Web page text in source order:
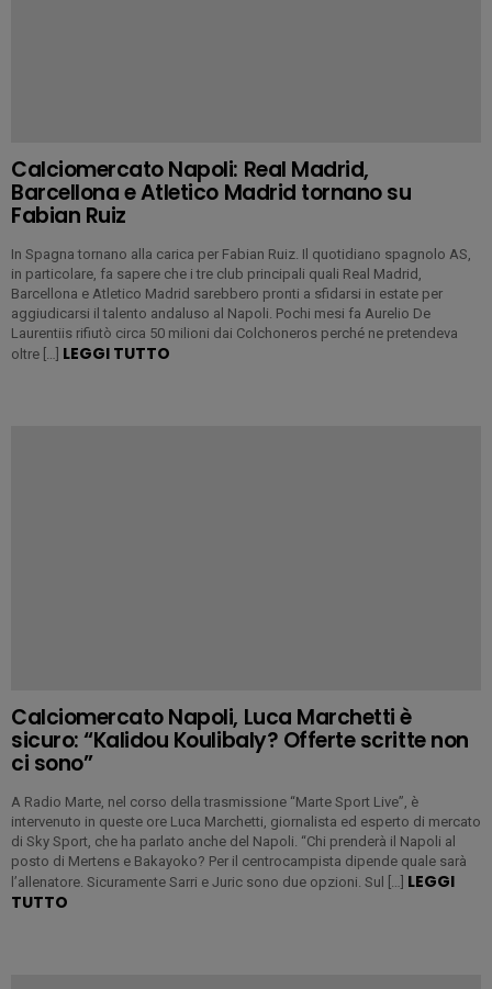
Calciomercato Napoli: Real Madrid,
Barcellona e Atletico Madrid tornano su
Fabian Ruiz
In Spagna tornano alla carica per Fabian Ruiz. Il quotidiano spagnolo AS,
in particolare, fa sapere che i tre club principali quali Real Madrid,
Barcellona e Atletico Madrid sarebbero pronti a sfidarsi in estate per
aggiudicarsi il talento andaluso al Napoli. Pochi mesi fa Aurelio De
Laurentiis rifiutò circa 50 milioni dai Colchoneros perché ne pretendeva
oltre […] LEGGI TUTTO
Calciomercato Napoli, Luca Marchetti è
sicuro: “Kalidou Koulibaly? Offerte scritte non
ci sono”
A Radio Marte, nel corso della trasmissione “Marte Sport Live”, è
intervenuto in queste ore Luca Marchetti, giornalista ed esperto di mercato
di Sky Sport, che ha parlato anche del Napoli. “Chi prenderà il Napoli al
posto di Mertens e Bakayoko? Per il centrocampista dipende quale sarà
l’allenatore. Sicuramente Sarri e Juric sono due opzioni. Sul […] LEGGI
TUTTO